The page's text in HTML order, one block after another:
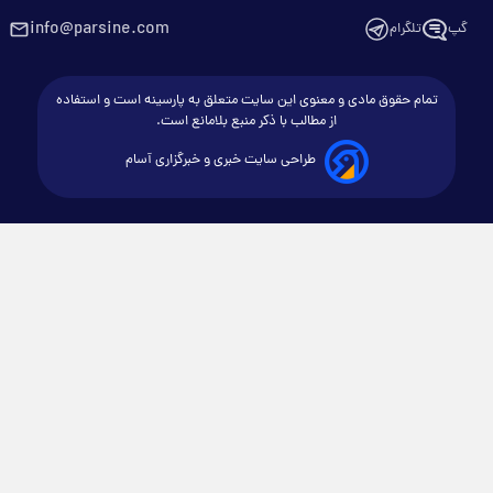
گپ تلگرام info@parsine.com
تمام حقوق مادی و معنوی این سایت متعلق به پارسینه است و استفاده
از مطالب با ذکر منبع بلامانع است.
طراحی سایت خبری و خبرگزاری آسام